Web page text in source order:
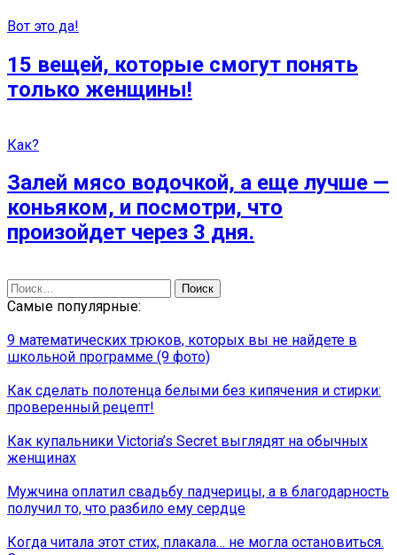
Вот это да!
15 вещей, которые смогут понять
только женщины!
Как?
Залей мясо водочкой, а еще лучше —
коньяком, и посмотри, что
произойдет через 3 дня.
Найти:
Самые популярные:
9 математических трюков, которых вы не найдете в
школьной программе (9 фото)
Как сделать полотенца белыми без кипячения и стирки:
проверенный рецепт!
Как купальники Victoria’s Secret выглядят на обычных
женщинах
Мужчина оплатил свадьбу падчерицы, а в благодарность
получил то, что разбило ему сердце
Когда читала этот стих, плакала… не могла остановиться.